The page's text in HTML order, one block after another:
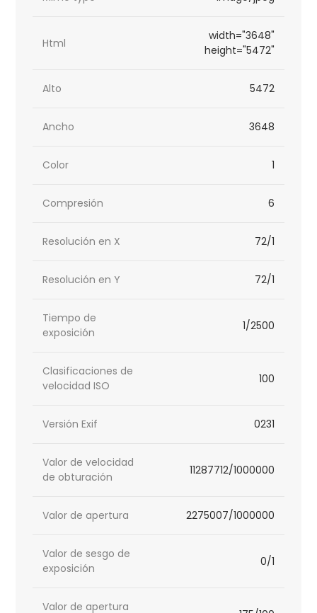
Html
width="3648"
height="5472"
Alto 5472
Ancho 3648
Color 1
Compresión 6
Resolución en X 72/1
Resolución en Y 72/1
Tiempo de
exposición
1/2500
Clasificaciones de
velocidad ISO
100
Versión Exif 0231
Valor de velocidad
de obturación
11287712/1000000
Valor de apertura 2275007/1000000
Valor de sesgo de
exposición
0/1
Valor de apertura